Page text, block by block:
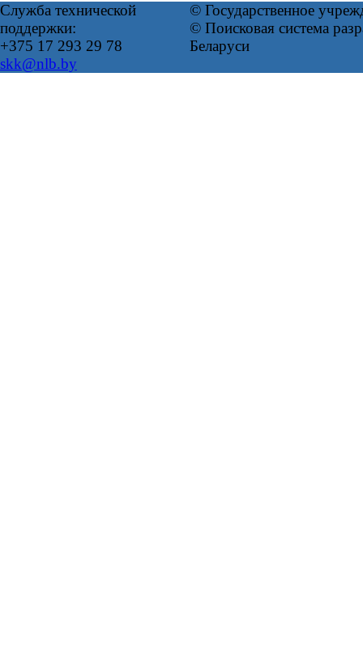
Служба технической
поддержки:
+375 17 293 29 78
skk@nlb.by
© Государственное
© Поисковая система
Беларуси